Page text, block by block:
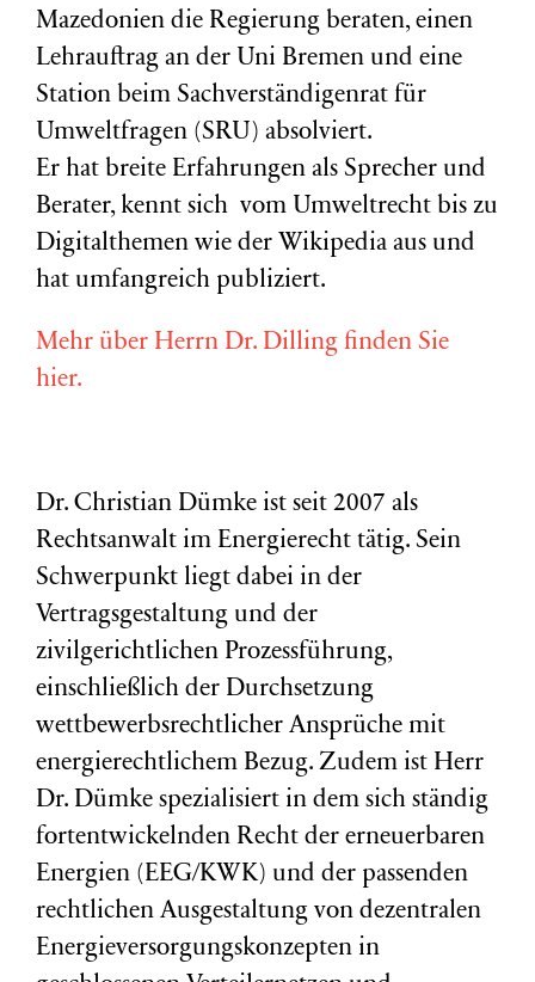
Mazedonien die Regierung beraten, einen
Lehrauftrag an der Uni Bremen und eine
Station beim Sachverständigenrat für
Umweltfragen (SRU) absolviert.
Er hat breite Erfahrungen als Sprecher und
Berater, kennt sich vom Umweltrecht bis zu
Digitalthemen wie der Wikipedia aus und
hat umfangreich publiziert.
Mehr über Herrn Dr. Dilling finden Sie
hier.
Dr. Christian Dümke ist seit 2007 als
Rechtsanwalt im Energierecht tätig. Sein
Schwerpunkt liegt dabei in der
Vertragsgestaltung und der
zivilgerichtlichen Prozessführung,
einschließlich der Durchsetzung
wettbewerbsrechtlicher Ansprüche mit
energierechtlichem Bezug. Zudem ist Herr
Dr. Dümke spezialisiert in dem sich ständig
fortentwickelnden Recht der erneuerbaren
Energien (EEG/KWK) und der passenden
rechtlichen Ausgestaltung von dezentralen
Energieversorgungskonzepten in